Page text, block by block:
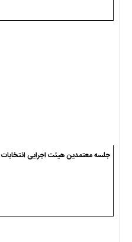
جلسه معتمدین هیئت اجرایی انتخابات